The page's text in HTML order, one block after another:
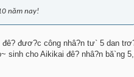
năm nay!
đươ?c công nhâ?n tư` 5 dan
cho Aikikai đê? nhâ?n bă`ng